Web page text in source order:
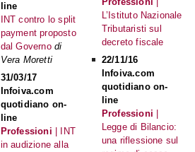
line
INT contro lo split
payment proposto
dal Governo di
Vera Moretti
31/03/17
Infoiva.com
quotidiano on-
line
Professioni | INT
in audizione alla
L’Istituto Nazionale
Tributaristi sul
decreto fiscale
22/11/16
Infoiva.com
quotidiano on-
line
Professioni |
Legge di Bilancio:
una riflessione sul